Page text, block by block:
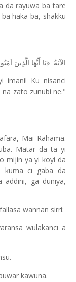
da rayuwa ba tare
haka ba, shakku
الآيَةُ: ﴿يَا أَيُّهَا الَّذِينَ
imani! Ku nisanci
na zato zunubi ne."
Mai Rahama.
Matar da ta yi
mijin ya yi koyi da
kuma ci gaba da
addini, ga duniya,
wannan sirri:
wulakanci a
kawuna.